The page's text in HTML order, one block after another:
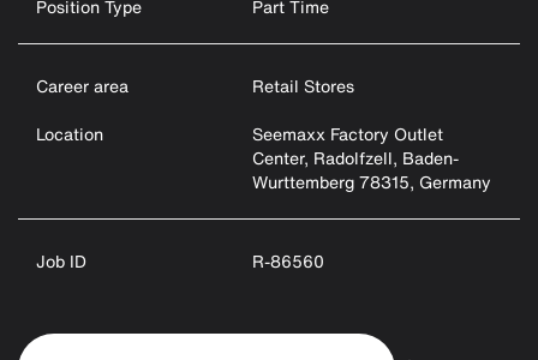
Position Type Part Time
Career area
Retail Stores
Location
Seemaxx Factory Outlet
Center, Radolfzell, Baden-
Wurttemberg 78315, Germany
Job ID R-86560